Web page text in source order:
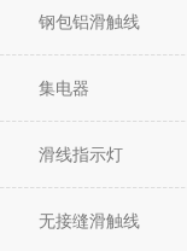
钢包铝滑触线
集电器
滑线指示灯
无接缝滑触线